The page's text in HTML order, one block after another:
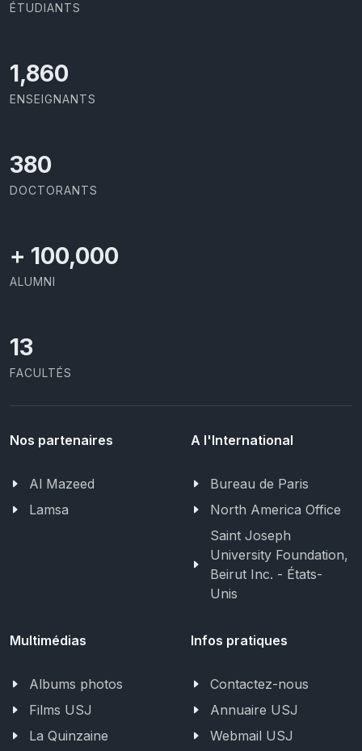
ÉTUDIANTS
1,973
ENSEIGNANTS
403
DOCTORANTS
+ 100,000
ALUMNI
13
FACULTÉS
Nos partenaires
Al Mazeed
Lamsa
A l'International
Bureau de Paris
North America Office
Saint Joseph
University Foundation,
Beirut Inc. - États-
Unis
Multimédias
Albums photos
Films USJ
La Quinzaine
Infos pratiques
Contactez-nous
Annuaire USJ
Webmail USJ